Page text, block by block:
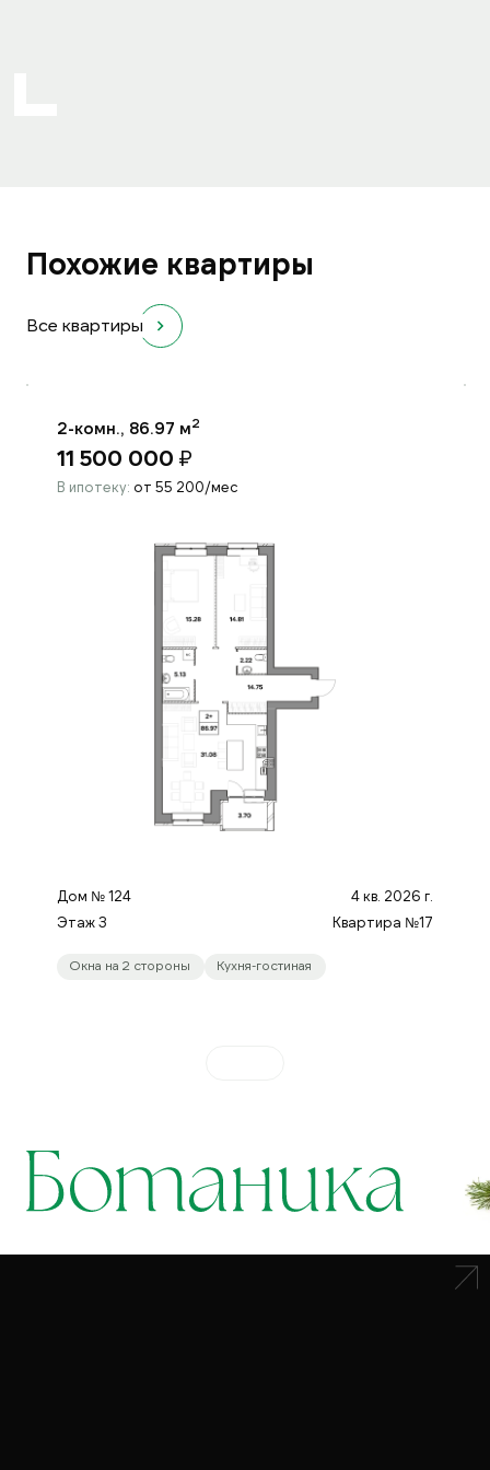
Похожие квартиры
Все квартиры
2-комн., 86.97 м2
11 500 000 ₽
В ипотеку: от 55 200/мес
Дом № 124
4 кв. 2026 г.
Этаж 3
Квартира №17
Окна на 2 стороны Кухня-гостиная